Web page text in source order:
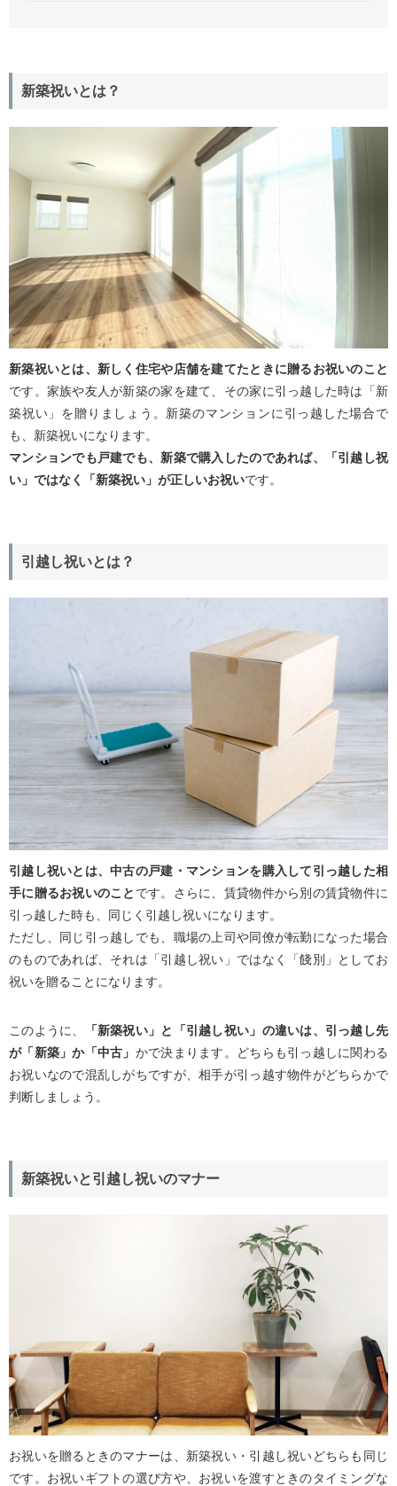
新築祝いとは？
新築祝いとは、新しく住宅や店舗を建てたときに贈るお祝いのこと
です。家族や友人が新築の家を建て、その家に引っ越した時は「新
築祝い」を贈りましょう。新築のマンションに引っ越した場合で
も、新築祝いになります。
マンションでも戸建でも、新築で購入したのであれば、「引越し祝
い」ではなく「新築祝い」が正しいお祝いです。
引越し祝いとは？
引越し祝いとは、中古の戸建・マンションを購入して引っ越した相
手に贈るお祝いのこと です。さらに、賃貸物件から別の賃貸物件に
引っ越した時も、同じく引越し祝いになります。
ただし、同じ引っ越しでも、職場の上司や同僚が転勤になった場合
のものであれば、それは「引越し祝い」ではなく「餞別」としてお
祝いを贈ることになります。
このように、
「新築祝い」と「引越し祝い」の違いは、引っ越し先
が「新築」か「中古」 かで決まります。どちらも引っ越しに関わる
お祝いなので混乱しがちですが、相手が引っ越す物件がどちらかで
判断しましょう。
新築祝いと引越し祝いのマナー
お祝いを贈るときのマナーは、新築祝い・引越し祝いどちらも同じ
です。お祝いギフトの選び方や、お祝いを渡すときのタイミングな